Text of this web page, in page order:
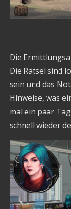
Die
Die Rätsel sind
sein und das
Hinweise, was
mal ein paar
schnell wieder